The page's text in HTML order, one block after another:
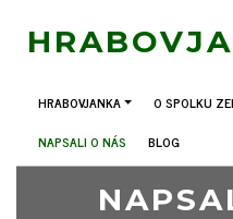
HRABOVJANKA O SPOLKU
NAPSALI O NÁS
BLOG